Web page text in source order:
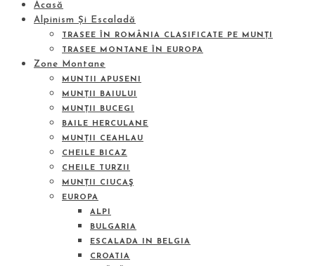
Acasă
Alpinism Și Escaladă
TRASEE ÎN ROMÂNIA CLASIFICATE PE MUNȚI
TRASEE MONTANE ÎN EUROPA
Zone Montane
MUNTII APUSENI
MUNȚII BAIULUI
MUNȚII BUCEGI
BAILE HERCULANE
MUNȚII CEAHLAU
CHEILE BICAZ
CHEILE TURZII
MUNȚII CIUCAŞ
EUROPA
ALPI
BULGARIA
ESCALADA IN BELGIA
CROATIA